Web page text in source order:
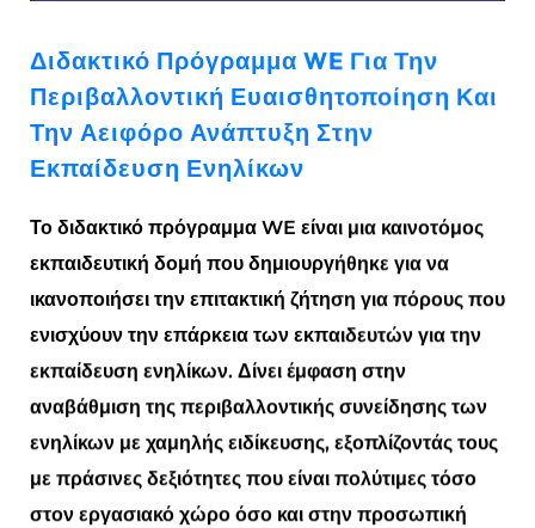
Διδακτικό Πρόγραμμα WE Για Την
Περιβαλλοντική Ευαισθητοποίηση Και
Την Αειφόρο Ανάπτυξη Στην
Εκπαίδευση Ενηλίκων
Το διδακτικό πρόγραμμα WE είναι μια καινοτόμος
εκπαιδευτική δομή που δημιουργήθηκε για να
ικανοποιήσει την επιτακτική ζήτηση για πόρους που
ενισχύουν την επάρκεια των εκπαιδευτών για την
εκπαίδευση ενηλίκων. Δίνει έμφαση στην
αναβάθμιση της περιβαλλοντικής συνείδησης των
ενηλίκων με χαμηλής ειδίκευσης, εξοπλίζοντάς τους
με πράσινες δεξιότητες που είναι πολύτιμες τόσο
στον εργασιακό χώρο όσο και στην προσωπική